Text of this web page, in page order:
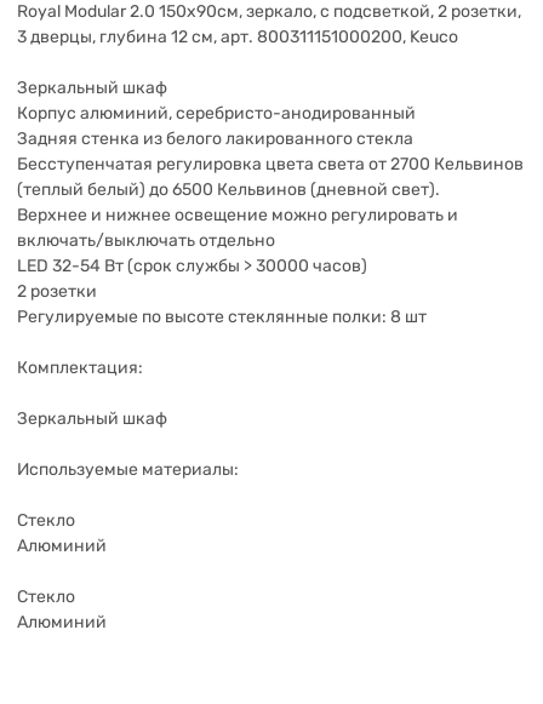
Royal Modular 2.0 150х90см, зеркало, с подсветкой, 2 розетки,
3 дверцы, глубина 12 см, арт. 800311151000200, Keuco
Зеркальный шкаф
Корпус алюминий, серебристо-анодированный
Задняя стенка из белого лакированного стекла
Бесступенчатая регулировка цвета света от 2700 Кельвинов
(теплый белый) до 6500 Кельвинов (дневной свет).
Верхнее и нижнее освещение можно регулировать и
включать/выключать отдельно
LED 32-54 Вт (срок службы > 30000 часов)
2 розетки
Регулируемые по высоте стеклянные полки: 8 шт
Комплектация:
Зеркальный шкаф
Используемые материалы:
Стекло
Алюминий
Стекло
Алюминий